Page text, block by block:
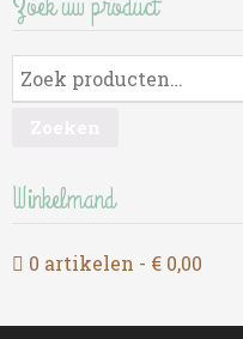
Winkelmand
0 artikelen € 0,00